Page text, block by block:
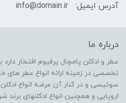
آدرس ایمیل:
info@domain.ir
درباره ما
عطر و ادکلن پامچال پرفیوم افتخار
تخصصی در زمینه ارائه انواع عطر های
سوئیسی و در کنار آن عرضه انواع ادکلن
اروپایی و همچنین انواع ادکلنهای برند